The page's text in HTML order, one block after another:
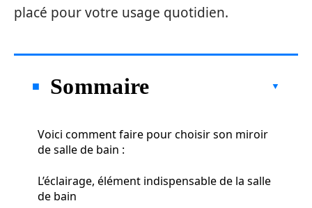
placé pour votre usage quotidien.
Sommaire
Voici comment faire pour choisir son miroir
de salle de bain :
L’éclairage, élément indispensable de la salle
de bain